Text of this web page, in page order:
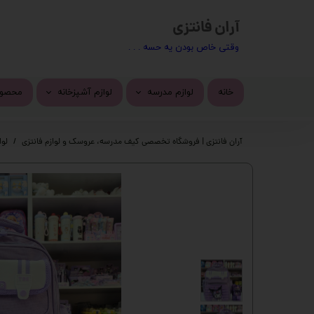
آران فانتزی
​​وقتی خاص بودن یه حسه . . .
خانه لوازم مدرسه لوازم آشپزخانه
کیف
چسب
پک
آران فانتزی | فروشگاه تخصصی کیف مدرسه، عروسک و لوازم فانتزی